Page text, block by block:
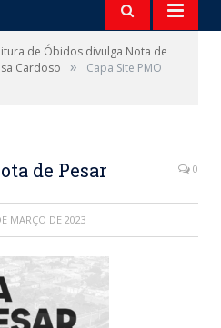
de Óbidos divulga Nota de
Cardoso
»
Capa Site PMO
de Pesar 0
MARÇO DE 2023